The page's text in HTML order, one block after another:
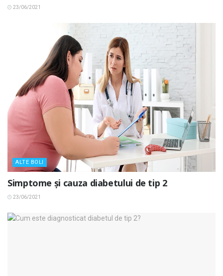
23/06/2021
ALTE BOLI
Simptome și cauza diabetului de tip 2
23/06/2021